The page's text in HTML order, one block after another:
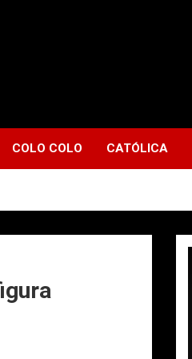
COLO COLO CATÓLICA